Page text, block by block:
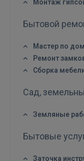
Монтаж
Бытовой
Мастер по
Ремонт
Сборка
Сад,
Земляные
Бытовые
Заточка